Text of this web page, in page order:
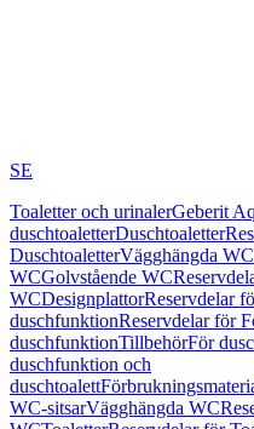
SE
Toaletter och urinalerGeberit
duschtoaletterDuschtoaletter
DuschtoaletterVägghängda WC
WCGolvstående WC
WCDesignplattorReservdelar
duschfunktionReservdelar för
duschfunktionTillbehörFör
duschfunktion och
duschtoalett
WC-sitsarVägghängda WC